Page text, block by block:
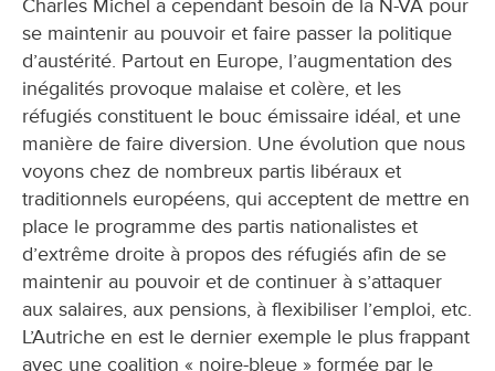
Charles Michel a cependant besoin de la N-VA pour
se maintenir au pouvoir et faire passer la politique
d’austérité. Partout en Europe, l’augmentation des
inégalités provoque malaise et colère, et les
réfugiés constituent le bouc émissaire idéal, et une
manière de faire diversion. Une évolution que nous
voyons chez de nombreux partis libéraux et
traditionnels européens, qui acceptent de mettre en
place le programme des partis nationalistes et
d’extrême droite à propos des réfugiés afin de se
maintenir au pouvoir et de continuer à s’attaquer
aux salaires, aux pensions, à flexibiliser l’emploi, etc.
L’Autriche en est le dernier exemple le plus frappant
avec une coalition « noire-bleue » formée par le